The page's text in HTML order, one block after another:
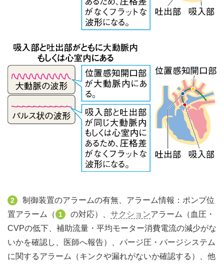
2
制御装置のアラームの有無、アラーム情報：ポンプ位
置アラーム（ 1 の対応）、 サクションアラーム（血圧・
CVPの低下、補助流量・平均モーター消費電流の減少がな
いかを確認し、医師へ報告）、パージ圧・パージシステム
に関するアラーム（キンクや漏れがないか確認する）、他